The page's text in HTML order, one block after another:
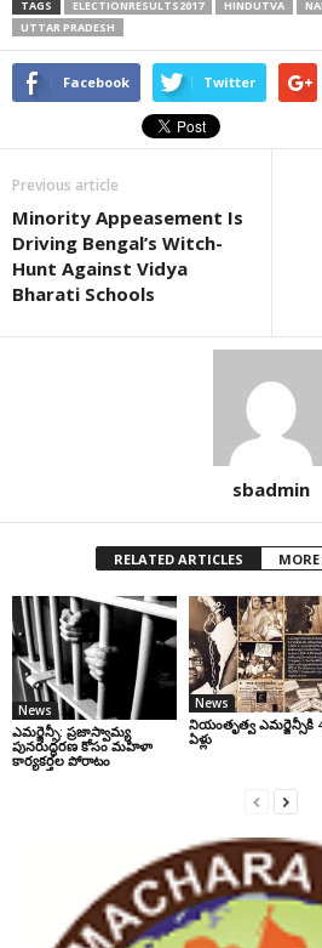
TAGS ELECTIONRESULTS2017 HINDUTVA
UTTAR PRADESH
Facebook Twitter
Previous article
Minority Appeasement Is
Driving Bengal’s Witch-
Hunt Against Vidya
Bharati Schools
sbadmin
RELATED ARTICLES
News
ఎమర్జెన్సీ: ప్రజాస్వామ్య
పునరుద్ధరణ కోసం మహిళా
కార్యకర్తల పోరాటం
News
నియంతృత్వ ఎమర్జెన్సీకి
ఏళ్లు